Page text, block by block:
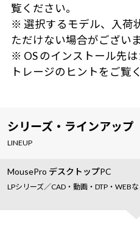
覧ください。
※ 選択するモデル、入荷
ただけない場合がございま
※ OS のインストール先
トレージのヒントをご覧
シリーズ・ラインアップ
LINEUP
MousePro デスクトップPC
LPシリーズ／CAD・動画・DTP・WEB